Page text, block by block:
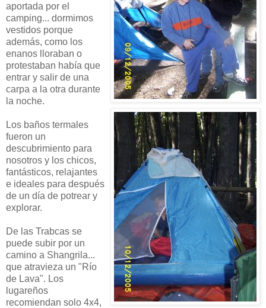
aportada por el
camping... dormimos
vestidos porque
además, como los
enanos lloraban o
protestaban había que
entrar y salir de una
carpa a la otra durante
la noche.
Los baños termales
fueron un
descubrimiento para
nosotros y los chicos,
fantásticos, relajantes
e ideales para después
de un día de potrear y
explorar.
De las Trabcas se
puede subir por un
camino a Shangrila...
que atravieza un "Río
de Lava". Los
lugareños
recomiendan solo 4x4,